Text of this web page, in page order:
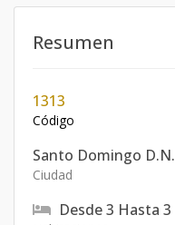
Resumen
1313
Código
Santo Domingo D.N.
Ciudad
Desde3 Hasta 3